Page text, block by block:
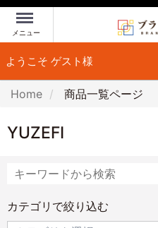
Menu
メニュー
ようこそ ゲスト様
Home 商品一覧ページ
YUZEFI
カテゴリで絞り込む